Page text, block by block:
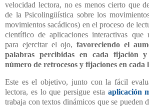
velocidad lectora, no es menos cierto que
de la Psicolingüística sobre los
movimientos sacádicos) en el proceso de
científico de aplicaciones interactivas que
para ejercitar el ojo,favoreciendo el
palabras percibidas en cada fijación
número de retrocesos y fijaciones en cada
Este es el objetivo, junto con la fácil
lectora, es lo que persigue esta aplicación
trabaja con textos dinámicos que se pueden